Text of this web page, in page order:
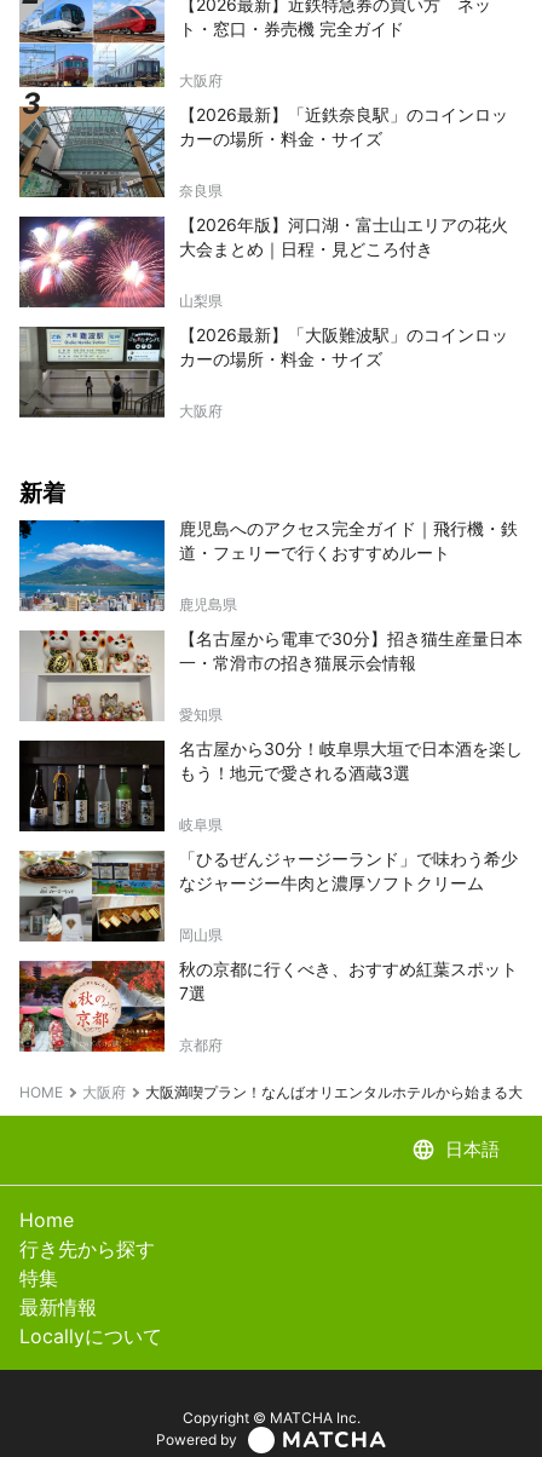
【2026最新】近鉄特急券の買い方 ネッ
ト・窓口・券売機 完全ガイド
大阪府
【2026最新】「近鉄奈良駅」のコインロッ
カーの場所・料金・サイズ
奈良県
【2026年版】河口湖・富士山エリアの花火
大会まとめ｜日程・見どころ付き
山梨県
【2026最新】「大阪難波駅」のコインロッ
カーの場所・料金・サイズ
大阪府
新着
鹿児島へのアクセス完全ガイド｜飛行機・鉄
道・フェリーで行くおすすめルート
鹿児島県
【名古屋から電車で30分】招き猫生産量日本
一・常滑市の招き猫展示会情報
愛知県
名古屋から30分！岐阜県大垣で日本酒を楽し
もう！地元で愛される酒蔵3選
岐阜県
「ひるぜんジャージーランド」で味わう希少
なジャージー牛肉と濃厚ソフトクリーム
岡山県
秋の京都に行くべき、おすすめ紅葉スポット
7選
京都府
HOME 大阪府 大阪満喫プラン！なんばオリエンタルホテルから始まる大阪
language 日本語
Home
行き先から探す
特集
最新情報
Locallyについて
Copyright © MATCHA Inc.
Powered by